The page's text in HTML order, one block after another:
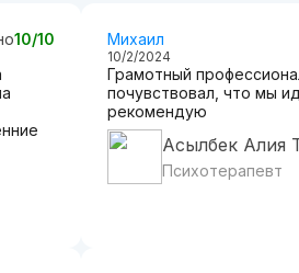
10/10 Михаил
10/2/2024
Грамотный
почувствовал, что мы
рекомендую
Асылбек Алия
Психотерапевт